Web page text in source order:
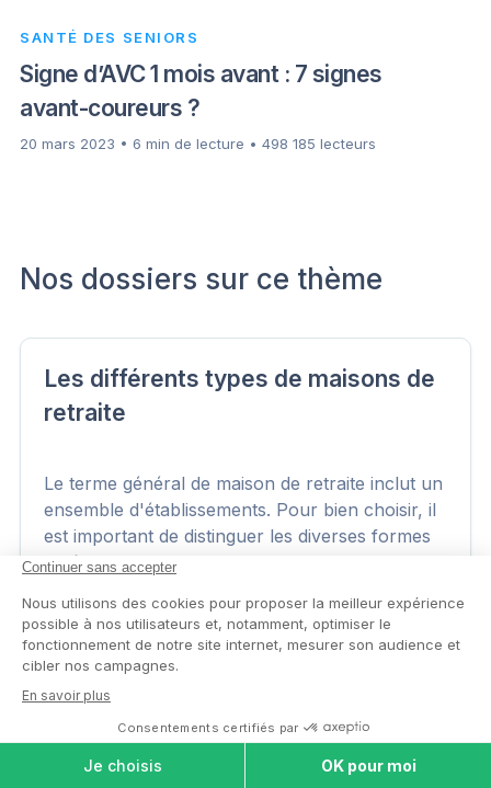
SANTÉ DES SENIORS
Signe d’AVC 1 mois avant : 7 signes
avant-coureurs ?
20 mars 2023 • 6 min de lecture • 498 185 lecteurs
Nos dossiers sur ce thème
Les différents types de maisons de
retraite
Le terme général de maison de retraite inclut un
ensemble d'établissements. Pour bien choisir, il
est important de distinguer les diverses formes
d'hébergements pour personnes…
En savoir plus
MAISONS DE